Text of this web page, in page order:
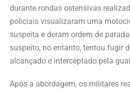
durante rondas ostensivas
policiais visualizaram uma
suspeita e deram ordem de
suspeito, no entanto, tentou fugir
alcançado e interceptado pela
Após a abordagem, os militares